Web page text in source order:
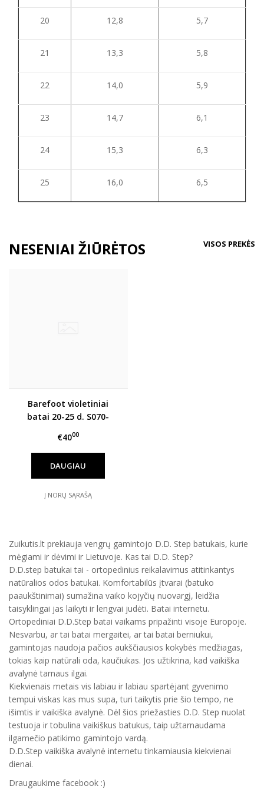
20 12,8 5,7
21 13,3 5,8
22 14,0 5,9
23 14,7 6,1
24 15,3 6,3
25 16,0 6,5
NESENIAI ŽIŪRĖTOS VISOS PREKĖS
Barefoot violetiniai
batai 20-25 d. S070-
€4000
DAUGIAU
Į NORŲ SĄRAŠĄ
Zuikutis.lt prekiauja vengrų gamintojo D.D. Step batukais, kurie
mėgiami ir dėvimi ir Lietuvoje. Kas tai D.D. Step?
D.D.step batukai tai - ortopedinius reikalavimus atitinkantys
natūralios odos batukai. Komfortabilūs įtvarai (batuko
paaukštinimai) sumažina vaiko kojyčių nuovargį, leidžia
taisyklingai jas laikyti ir lengvai judėti. Batai internetu.
Ortopediniai D.D.Step batai vaikams pripažinti visoje Europoje.
Nesvarbu, ar tai batai mergaitei, ar tai batai berniukui,
gamintojas naudoja pačios aukščiausios kokybės medžiagas,
tokias kaip natūrali oda, kaučiukas. Jos užtikrina, kad vaikiška
avalynė tarnaus ilgai.
Kiekvienais metais vis labiau ir labiau spartėjant gyvenimo
tempui viskas kas mus supa, turi taikytis prie šio tempo, ne
išimtis ir vaikiška avalynė. Dėl šios priežasties D.D. Step nuolat
testuoja ir tobulina vaikiškus batukus, taip užtarnaudama
ilgamečio patikimo gamintojo vardą.
D.D.Step vaikiška avalynė internetu tinkamiausia kiekvienai
dienai.
Draugaukime facebook :)